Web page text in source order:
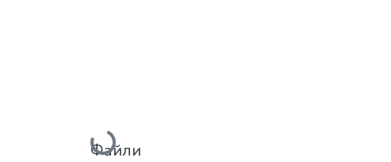
Вантажиться...
Файли